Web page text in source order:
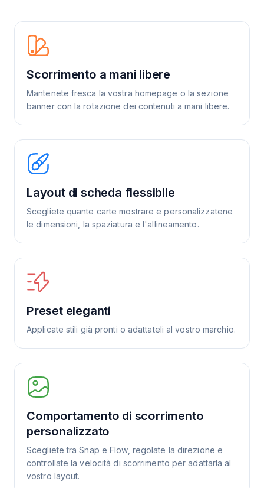
Scorrimento a mani libere
Mantenete fresca la vostra homepage o la sezione
banner con la rotazione dei contenuti a mani libere.
Layout di scheda flessibile
Scegliete quante carte mostrare e personalizzatene
le dimensioni, la spaziatura e l'allineamento.
Preset eleganti
Applicate stili già pronti o adattateli al vostro marchio.
Comportamento di scorrimento
personalizzato
Scegliete tra Snap e Flow, regolate la direzione e
controllate la velocità di scorrimento per adattarla al
vostro layout.